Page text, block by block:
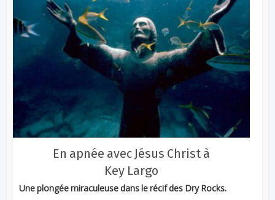
En apnée avec Jésus Christ à
Key Largo
Une plongée miraculeuse dans le récif des Dry Rocks.